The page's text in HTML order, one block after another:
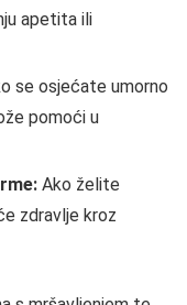
apetita ili
se osjećate umorno
pomoći u
Ako želite
zdravlje kroz